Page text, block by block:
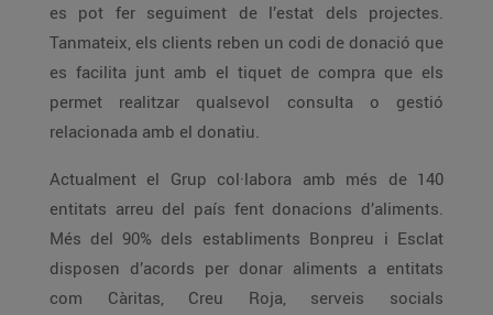
es pot fer seguiment de l’estat dels projectes.
Tanmateix, els clients reben un codi de donació que
es facilita junt amb el tiquet de compra que els
permet realitzar qualsevol consulta o gestió
relacionada amb el donatiu.
Actualment el Grup col·labora amb més de 140
entitats arreu del país fent donacions d’aliments.
Més del 90% dels establiments Bonpreu i Esclat
disposen d’acords per donar aliments a entitats
com Càritas, Creu Roja, serveis socials